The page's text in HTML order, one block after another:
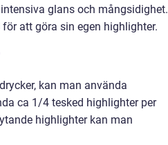
glans och mångsidighet.
att göra sin egen highlighter.
kan man använda
ca 1/4 tesked highlighter per
highlighter kan man